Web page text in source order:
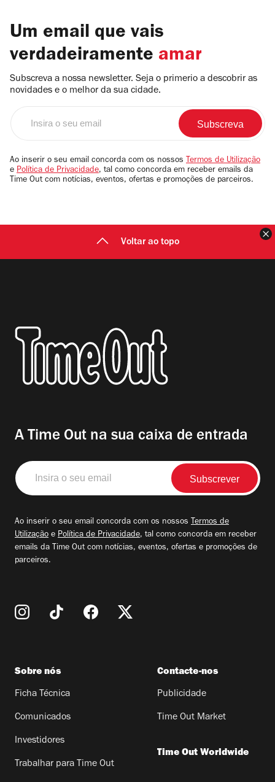
Um email que vais
verdadeiramente amar
Subscreva a nossa newsletter. Seja o primerio a descobrir as
novidades e o melhor da sua cidade.
email
Ao inserir o seu email concorda com os nossos Termos de Utilização
e Política de Privacidade, tal como concorda em receber emails da
Time Out com notícias, eventos, ofertas e promoções de parceiros.
Voltar ao topo
A Time Out na sua caixa de entrada
Insira
o
seu
Ao inserir o seu email concorda com os nossos Termos de
Utilização e Política de Privacidade, tal como concorda em receber
emails da Time Out com notícias, eventos, ofertas e promoções de
parceiros.
Sobre nós
Ficha Técnica
Comunicados
Investidores
Trabalhar para Time Out
Contacte-nos
Publicidade
Time Out Market
Time Out Worldwide